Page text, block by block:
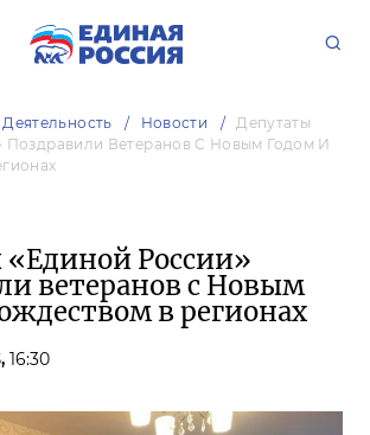
Новости
Депутаты
Поздравили Ветеранов С Новым Годом И
России»
ветеранов с Новым
в регионах
16:30